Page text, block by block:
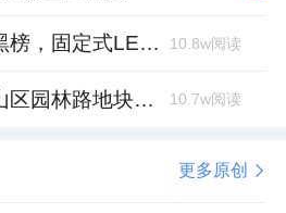
贵派照明登质量黑榜，固定式LED灯具抽检不合格 10.8w阅读
恺德集团竞得洪山区园林路地块，引入贝好家C2M产品定位及营销服务 10.7w阅读
更多原创